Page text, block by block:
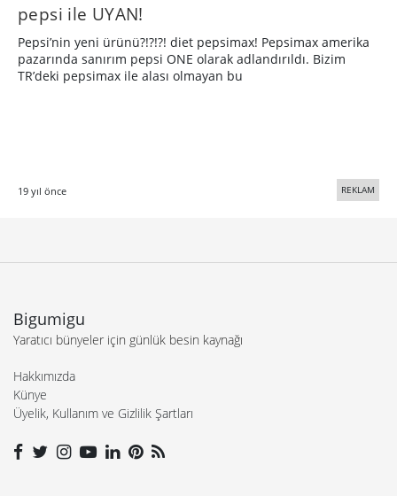
pepsi ile UYAN!
Pepsi’nin yeni ürünü?!?!?! diet pepsimax! Pepsimax amerika
pazarında sanırım pepsi ONE olarak adlandırıldı. Bizim
TR’deki pepsimax ile alası olmayan bu
19 yıl önce REKLAM
Bigumigu
Yaratıcı bünyeler için günlük besin kaynağı
Hakkımızda
Künye
Üyelik, Kullanım ve Gizlilik Şartları